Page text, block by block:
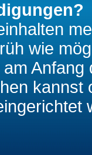
wie
kannst